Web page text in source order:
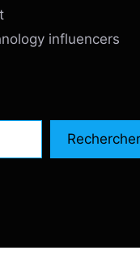
influencers
Rechercher